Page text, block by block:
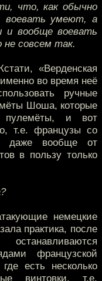
что, как обычно
воевать умеют, а
и вообще воевать
совсем так.
«Верденская
во время неё
ручные
Шоша, которые
и вот
т.е. французы со
даже вообще от
в пользу только
немецкие
практика, после
французской
есть несколько
винтовки, т.е.